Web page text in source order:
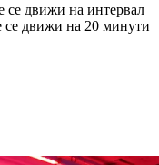
се движи на интервал
се движи на 20 минути